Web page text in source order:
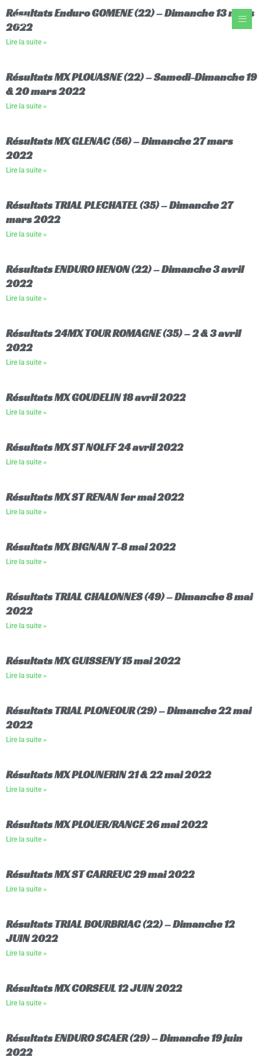
Aller
au
Résultats Enduro GOMENE (22) – Dimanche 13 mars
2022
Lire la suite »
Résultats MX PLOUASNE (22) – Samedi-Dimanche 19
& 20 mars 2022
Lire la suite »
Résultats MX GLENAC (56) – Dimanche 27 mars
2022
Lire la suite »
Résultats TRIAL PLECHATEL (35) – Dimanche 27
mars 2022
Lire la suite »
Résultats ENDURO HENON (22) – Dimanche 3 avril
2022
Lire la suite »
Résultats 24MX TOUR ROMAGNE (35) – 2 & 3 avril
2022
Lire la suite »
Résultats MX GOUDELIN 18 avril 2022
Lire la suite »
Résultats MX ST NOLFF 24 avril 2022
Lire la suite »
Résultats MX ST RENAN 1er mai 2022
Lire la suite »
Résultats MX BIGNAN 7-8 mai 2022
Lire la suite »
Résultats TRIAL CHALONNES (49) – Dimanche 8 mai
2022
Lire la suite »
Résultats MX GUISSENY 15 mai 2022
Lire la suite »
Résultats TRIAL PLONEOUR (29) – Dimanche 22 mai
2022
Lire la suite »
Résultats MX PLOUNERIN 21 & 22 mai 2022
Lire la suite »
Résultats MX PLOUER/RANCE 26 mai 2022
Lire la suite »
Résultats MX ST CARREUC 29 mai 2022
Lire la suite »
Résultats TRIAL BOURBRIAC (22) – Dimanche 12
JUIN 2022
Lire la suite »
Résultats MX CORSEUL 12 JUIN 2022
Lire la suite »
Résultats ENDURO SCAER (29) – Dimanche 19 juin
2022